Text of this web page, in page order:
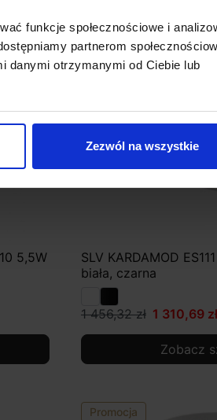
funkcje społecznościowe i
partnerom
danymi otrzymanymi od Ciebie lub
Zezwól na wszystkie
5,5W
SLV KARDAMOD
biała, czarna
1 456,32 zł 1 310,69 zł
Zobacz
Promocja